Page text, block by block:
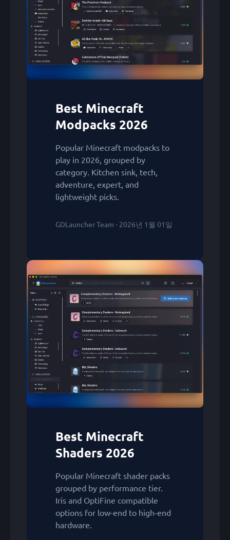
Best Minecraft
Modpacks 2026
Popular Minecraft modpacks to
play in 2026, grouped by
category. Kitchen sink, tech,
adventure, expert, and
lightweight picks.
GDLauncher Team - 2026년 1월 01일
Best Minecraft
Shaders 2026
Popular Minecraft shader packs
grouped by performance tier.
Iris and OptiFine compatible
options for low-end to high-end
hardware.